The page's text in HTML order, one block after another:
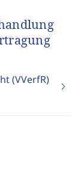
(VVerfR)